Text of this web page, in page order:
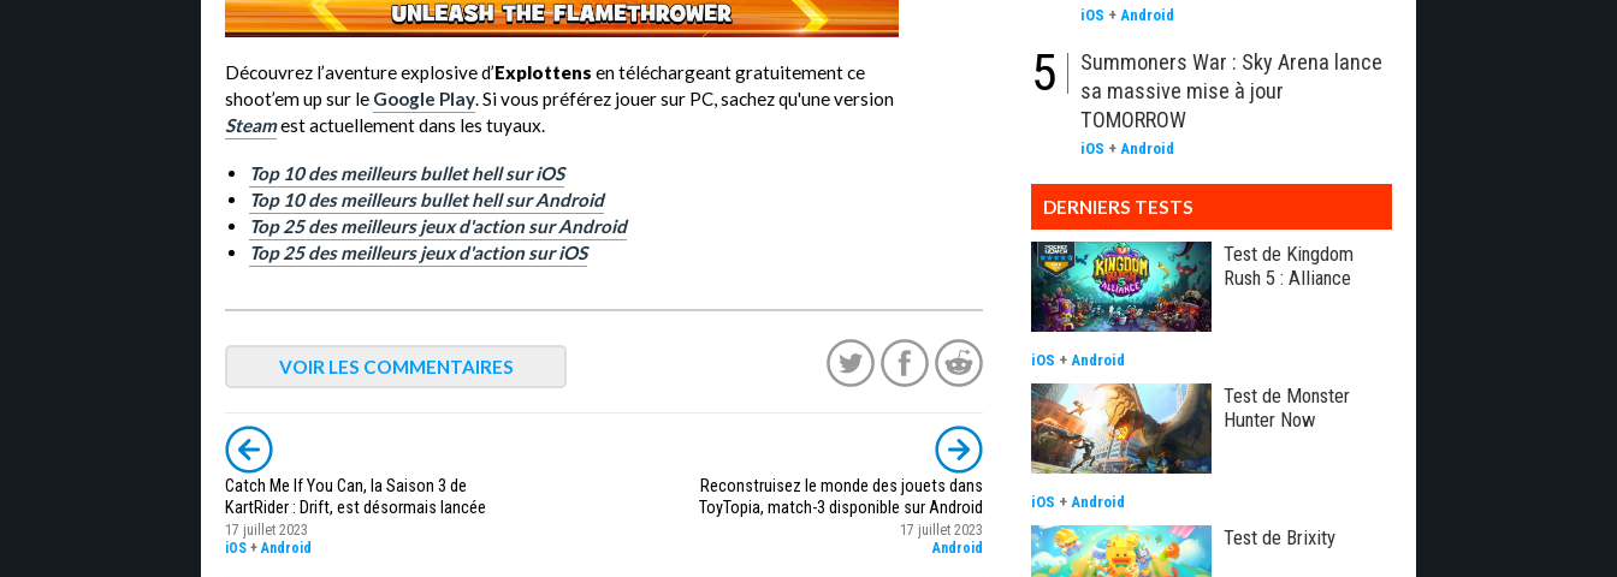
Découvrez l’aventure explosive d’Explottens en téléchargeant gratuitement ce
shoot’em up sur le Google Play. Si vous préférez jouer sur PC, sachez qu'une version
Steamest actuellement dans les tuyaux.
Top 10 des meilleurs bullet hell sur iOS
Top 10 des meilleurs bullet hell sur Android
Top 25 des meilleurs jeux d'action sur Android
Top 25 des meilleurs jeux d'action sur iOS
VOIR LES COMMENTAIRES
Catch Me If You Can, la Saison 3 de
KartRider : Drift, est désormais lancée
17 juillet 2023
iOS + Android
Reconstruisez le monde des jouets dans
ToyTopia, match-3 disponible sur Android
17 juillet 2023
Android
iOS + Android
5
Summoners War : Sky Arena lance
sa massive mise à jour
TOMORROW
iOS + Android
DERNIERS TESTS
Test de Kingdom
Rush 5 : Alliance
iOS + Android
Test de Monster
Hunter Now
iOS + Android
Test de Brixity